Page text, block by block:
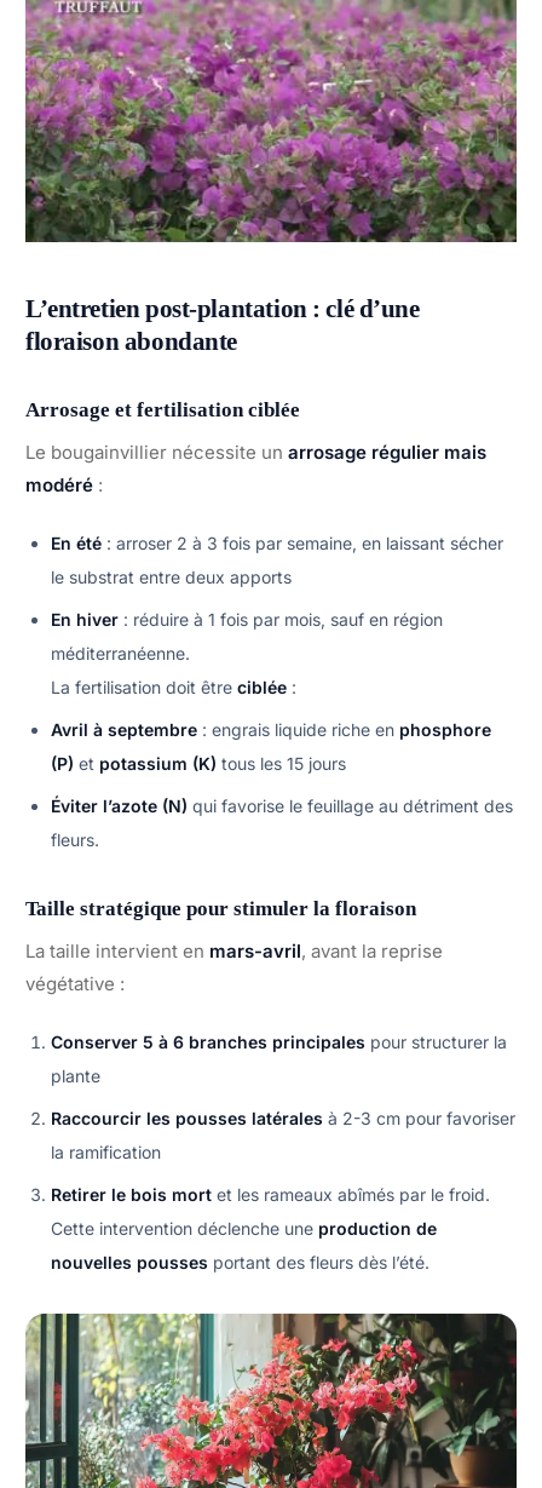
L’entretien post-plantation : clé d’une
floraison abondante
Arrosage et fertilisation ciblée
Le bougainvillier nécessite un arrosage régulier mais
modéré :
En été : arroser 2 à 3 fois par semaine, en laissant sécher
le substrat entre deux apports
En hiver : réduire à 1 fois par mois, sauf en région
méditerranéenne.
La fertilisation doit être ciblée :
Avril à septembre : engrais liquide riche en phosphore
(P) et potassium (K) tous les 15 jours
Éviter l’azote (N) qui favorise le feuillage au détriment des
fleurs.
Taille stratégique pour stimuler la floraison
La taille intervient en mars-avril, avant la reprise
végétative :
Conserver 5 à 6 branches principales pour structurer la
plante
Raccourcir les pousses latérales à 2-3 cm pour favoriser
la ramification
Retirer le bois mort et les rameaux abîmés par le froid.
Cette intervention déclenche une production de
nouvelles pousses portant des fleurs dès l’été.